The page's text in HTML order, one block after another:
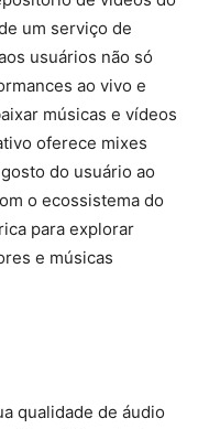
um serviço de
usuários não só
ao vivo e
músicas e vídeos
oferece mixes
do usuário ao
o ecossistema do
para explorar
e músicas
qualidade de áudio